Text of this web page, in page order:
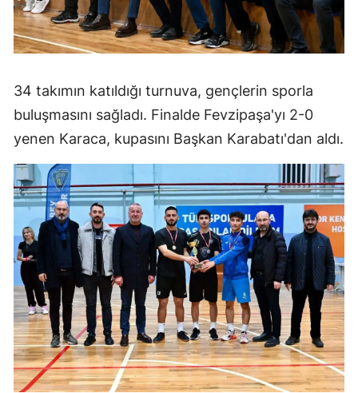
34 takımın katıldığı turnuva, gençlerin sporla
buluşmasını sağladı. Finalde Fevzipaşa'yı 2-0
yenen Karaca, kupasını Başkan Karabatı'dan aldı.